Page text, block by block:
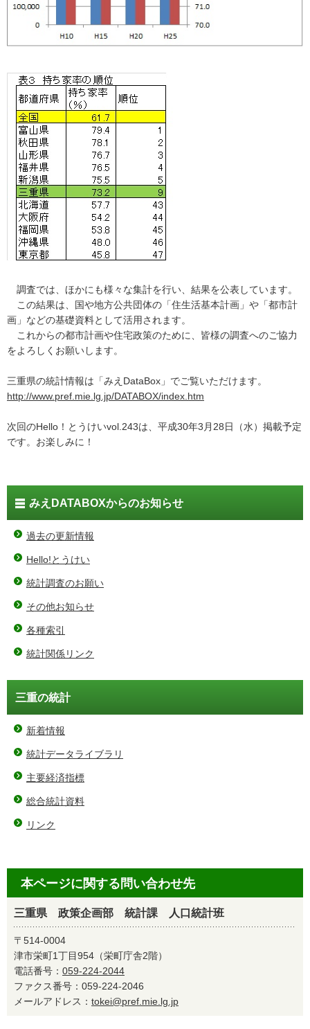
調査では、ほかにも様々な集計を行い、結果を公表しています。
この結果は、国や地方公共団体の「住生活基本計画」や「都市計
画」などの基礎資料として活用されます。
これからの都市計画や住宅政策のために、皆様の調査へのご協力
をよろしくお願いします。
三重県の統計情報は「みえDataBox」でご覧いただけます。
http://www.pref.mie.lg.jp/DATABOX/index.htm
次回のHello！とうけいvol.243は、平成30年3月28日（水）掲載予定
です。お楽しみに！
みえDATABOXからのお知らせ
過去の更新情報
Hello!とうけい
統計調査のお願い
その他お知らせ
各種索引
統計関係リンク
三重の統計
新着情報
統計データライブラリ
主要経済指標
総合統計資料
リンク
本ページに関する問い合わせ先
三重県 政策企画部 統計課 人口統計班
〒514-0004
津市栄町1丁目954（栄町庁舎2階）
電話番号： 059-224-2044
ファクス番号：059-224-2046
メールアドレス： tokei@pref.mie.lg.jp